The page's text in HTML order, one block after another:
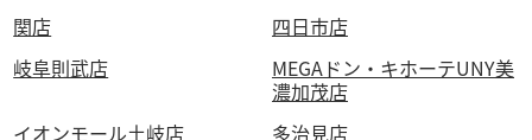
関店
四日市店
岐阜則武店
MEGAドン・キホーテUNY美
濃加茂店
イオンモール土岐店
多治見店